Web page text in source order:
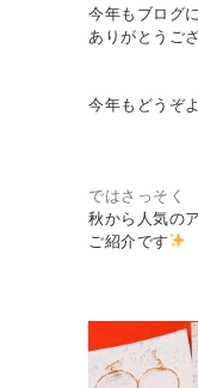
今年もブログ
ありがとうご
今年もどうぞ
ではさっそく
秋から人気の
ご紹介です